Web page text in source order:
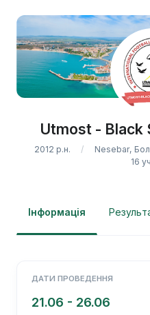
Utmost - Black
2012 р.н. Nesebar,
16
Інформація
ДАТИ ПРОВЕДЕННЯ
21.06 - 26.06